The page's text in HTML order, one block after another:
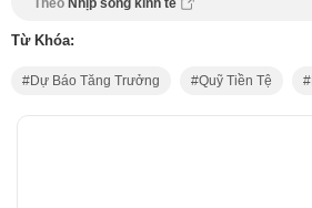
Theo Nhịp sống kinh tế
Từ Khóa:
Dự Báo Tăng Trưởng Quỹ Tiền Tệ